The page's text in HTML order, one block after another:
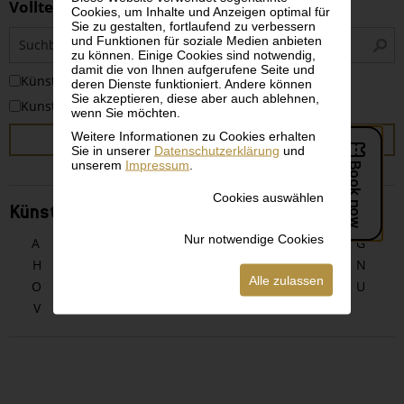
Cookies, um Inhalte und Anzeigen optimal für
Sie zu gestalten, fortlaufend zu verbessern
und Funktionen für soziale Medien anbieten
zu können. Einige Cookies sind notwendig,
damit die von Ihnen aufgerufene Seite und
deren Dienste funktioniert. Andere können
Sie akzeptieren, diese aber auch ablehnen,
wenn Sie möchten.
Weitere Informationen zu Cookies erhalten
Sie in unserer Datenschutzerklärung und
unserem Impressum
Cookies auswählen
Nur notwendige Cookies
Alle zulassen
Volltextsuche
KünstlerInnen
Kunstwerke
SUCHEN
KünstlerInnen alphabetisch
A D E F
G
H
L M
N
O
S T
U
V